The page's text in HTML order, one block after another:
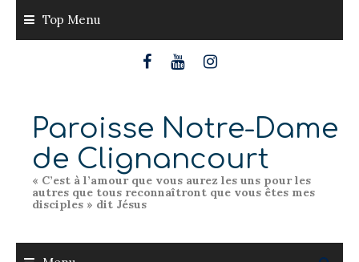
content
Top Menu
Paroisse Notre-Dame
de Clignancourt
« C’est à l’amour que vous aurez les uns pour les
autres que tous reconnaîtront que vous êtes mes
disciples » dit Jésus